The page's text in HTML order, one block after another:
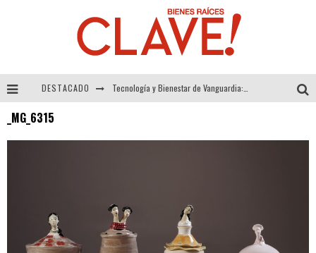
DESTACADO
Alexandra Bedoya – La Constancia detrás de La Paletería
_MG_6315